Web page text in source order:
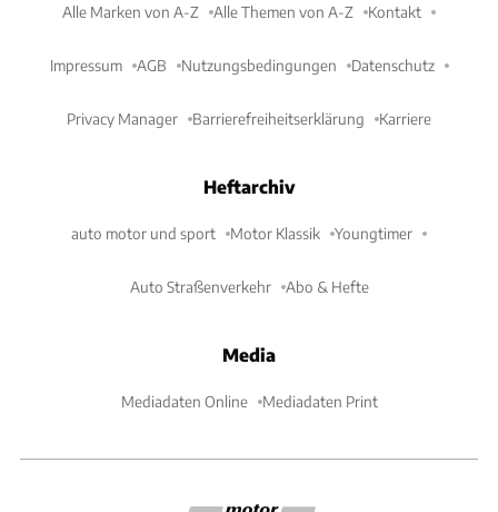
Alle Marken von A-Z Alle Themen von A-Z Kontakt
Impressum AGB Nutzungsbedingungen Datenschutz
Privacy Manager Barrierefreiheitserklärung Karriere
Heftarchiv
auto motor und sport Motor Klassik Youngtimer
Auto Straßenverkehr Abo & Hefte
Media
Mediadaten Online Mediadaten Print